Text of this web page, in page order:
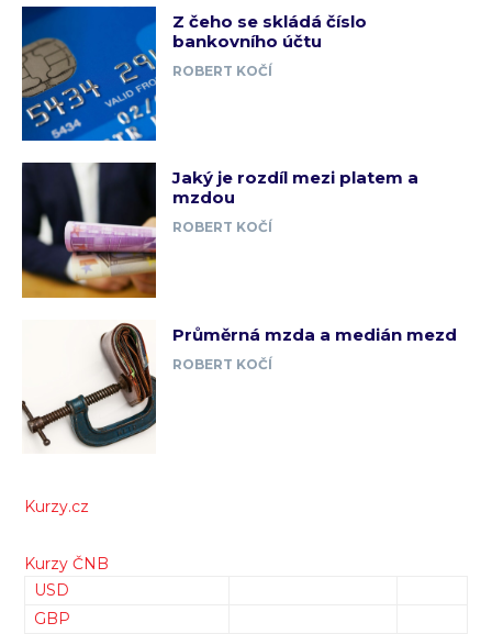
Z čeho se skládá číslo
bankovního účtu
ROBERT KOČÍ
Jaký je rozdíl mezi platem a
mzdou
ROBERT KOČÍ
Průměrná mzda a medián mezd
ROBERT KOČÍ
Kurzy.cz
Kurzy ČNB
USD
GBP